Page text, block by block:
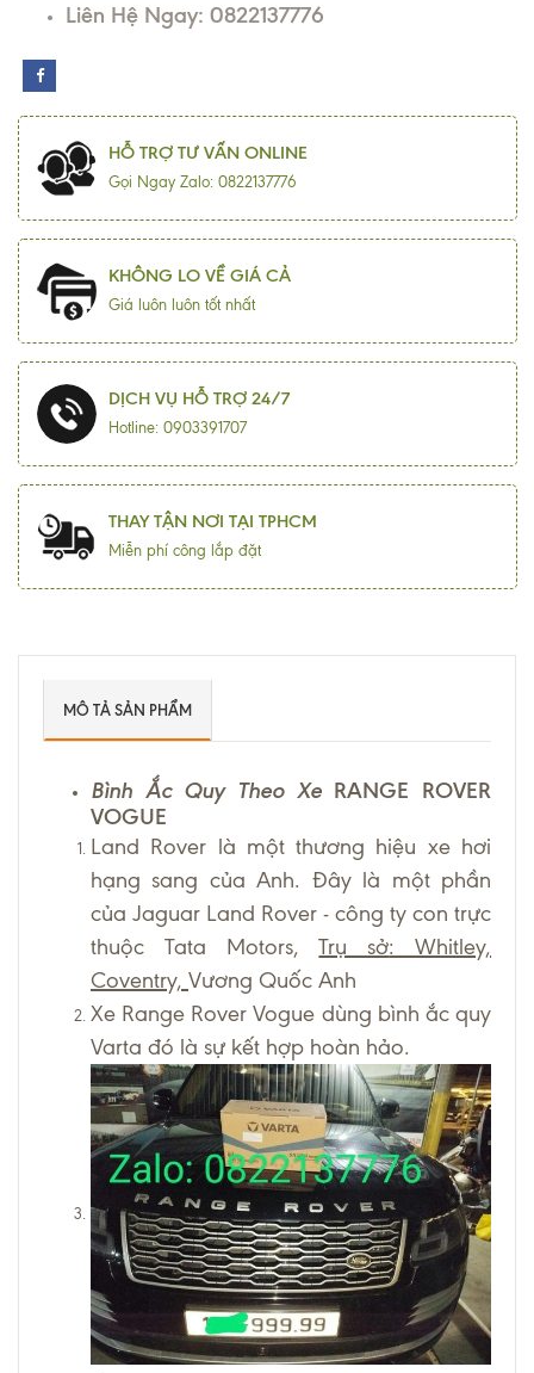
Liên Hệ Ngay: 0822137776
HỖ TRỢ TƯ VẤN ONLINE
Gọi Ngay Zalo: 0822137776
KHÔNG LO VỀ GIÁ CẢ
Giá luôn luôn tốt nhất
DỊCH VỤ HỖ TRỢ 24/7
Hotline: 0903391707
THAY TẬN NƠI TẠI TPHCM
Miễn phí công lắp đặt
MÔ TẢ SẢN PHẨM
Bình Ắc Quy Theo Xe RANGE ROVER
VOGUE
Land Rover là một thương hiệu xe hơi
hạng sang của Anh. Đây là một phần
của Jaguar Land Rover - công ty con trực
thuộc Tata Motors,Trụ sở:Whitley,
Coventry, Vương Quốc Anh
Xe Range Rover Vogue dùng bình ắc quy
Varta đó là sự kết hợp hoàn hảo.